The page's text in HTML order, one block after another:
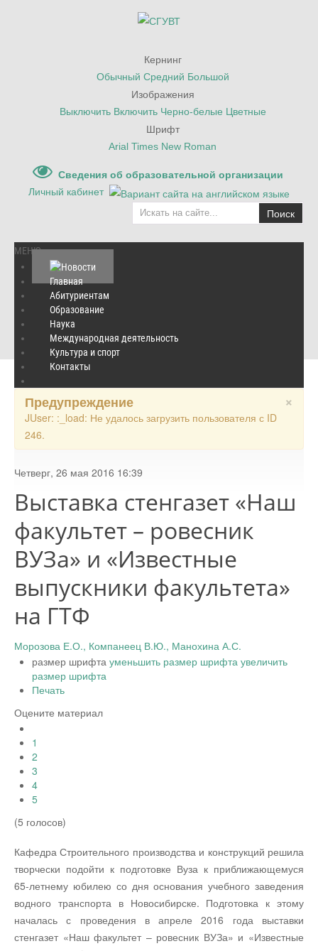
Кернинг
Обычный Средний Большой
Изображения
Выключить Включить Черно-белые Цветные
Шрифт
Arial Times New Roman
Сведения об образовательной организации
Личный кабинет
Поиск
МЕНЮ
Главная
Абитуриентам
Образование
Наука
Международная деятельность
Культура и спорт
Контакты
Главная / Новости
Выставка стенгазет «Наш факультет – ровесник ВУЗа» и
«Известные выпускники факультета» на ГТФ
×
Предупреждение
JUser: :_load: Не удалось загрузить пользователя с ID
246.
Четверг, 26 мая 2016 16:39
Выставка стенгазет «Наш
факультет – ровесник
ВУЗа» и «Известные
выпускники факультета»
на ГТФ
Морозова Е.О., Компанеец В.Ю., Манохина А.С.
размер шрифта уменьшить размер шрифта увеличить
размер шрифта
Печать
Оцените материал
1
2
3
4
5
(5 голосов)
Кафедра Строительного производства и конструкций решила
творчески подойти к подготовке Вуза к приближающемуся
65-летнему юбилею со дня основания учебного заведения
водного транспорта в Новосибирске. Подготовка к этому
началась с проведения в апреле 2016 года выставки
стенгазет «Наш факультет – ровесник ВУЗа» и «Известные